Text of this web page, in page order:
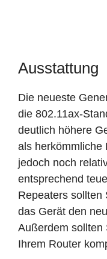
Ausstattung
Die neueste
die 802.11ax-
deutlich höhere
als herkömmliche
jedoch noch
entsprechend
Repeaters sollten
das Gerät den
Außerdem sollten
Ihrem Router